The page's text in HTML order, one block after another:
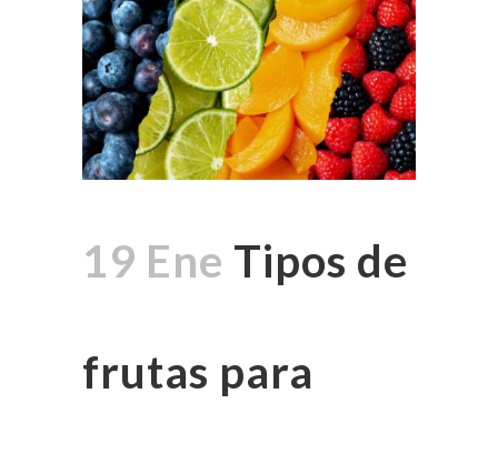
19 Ene Tipos de
frutas para